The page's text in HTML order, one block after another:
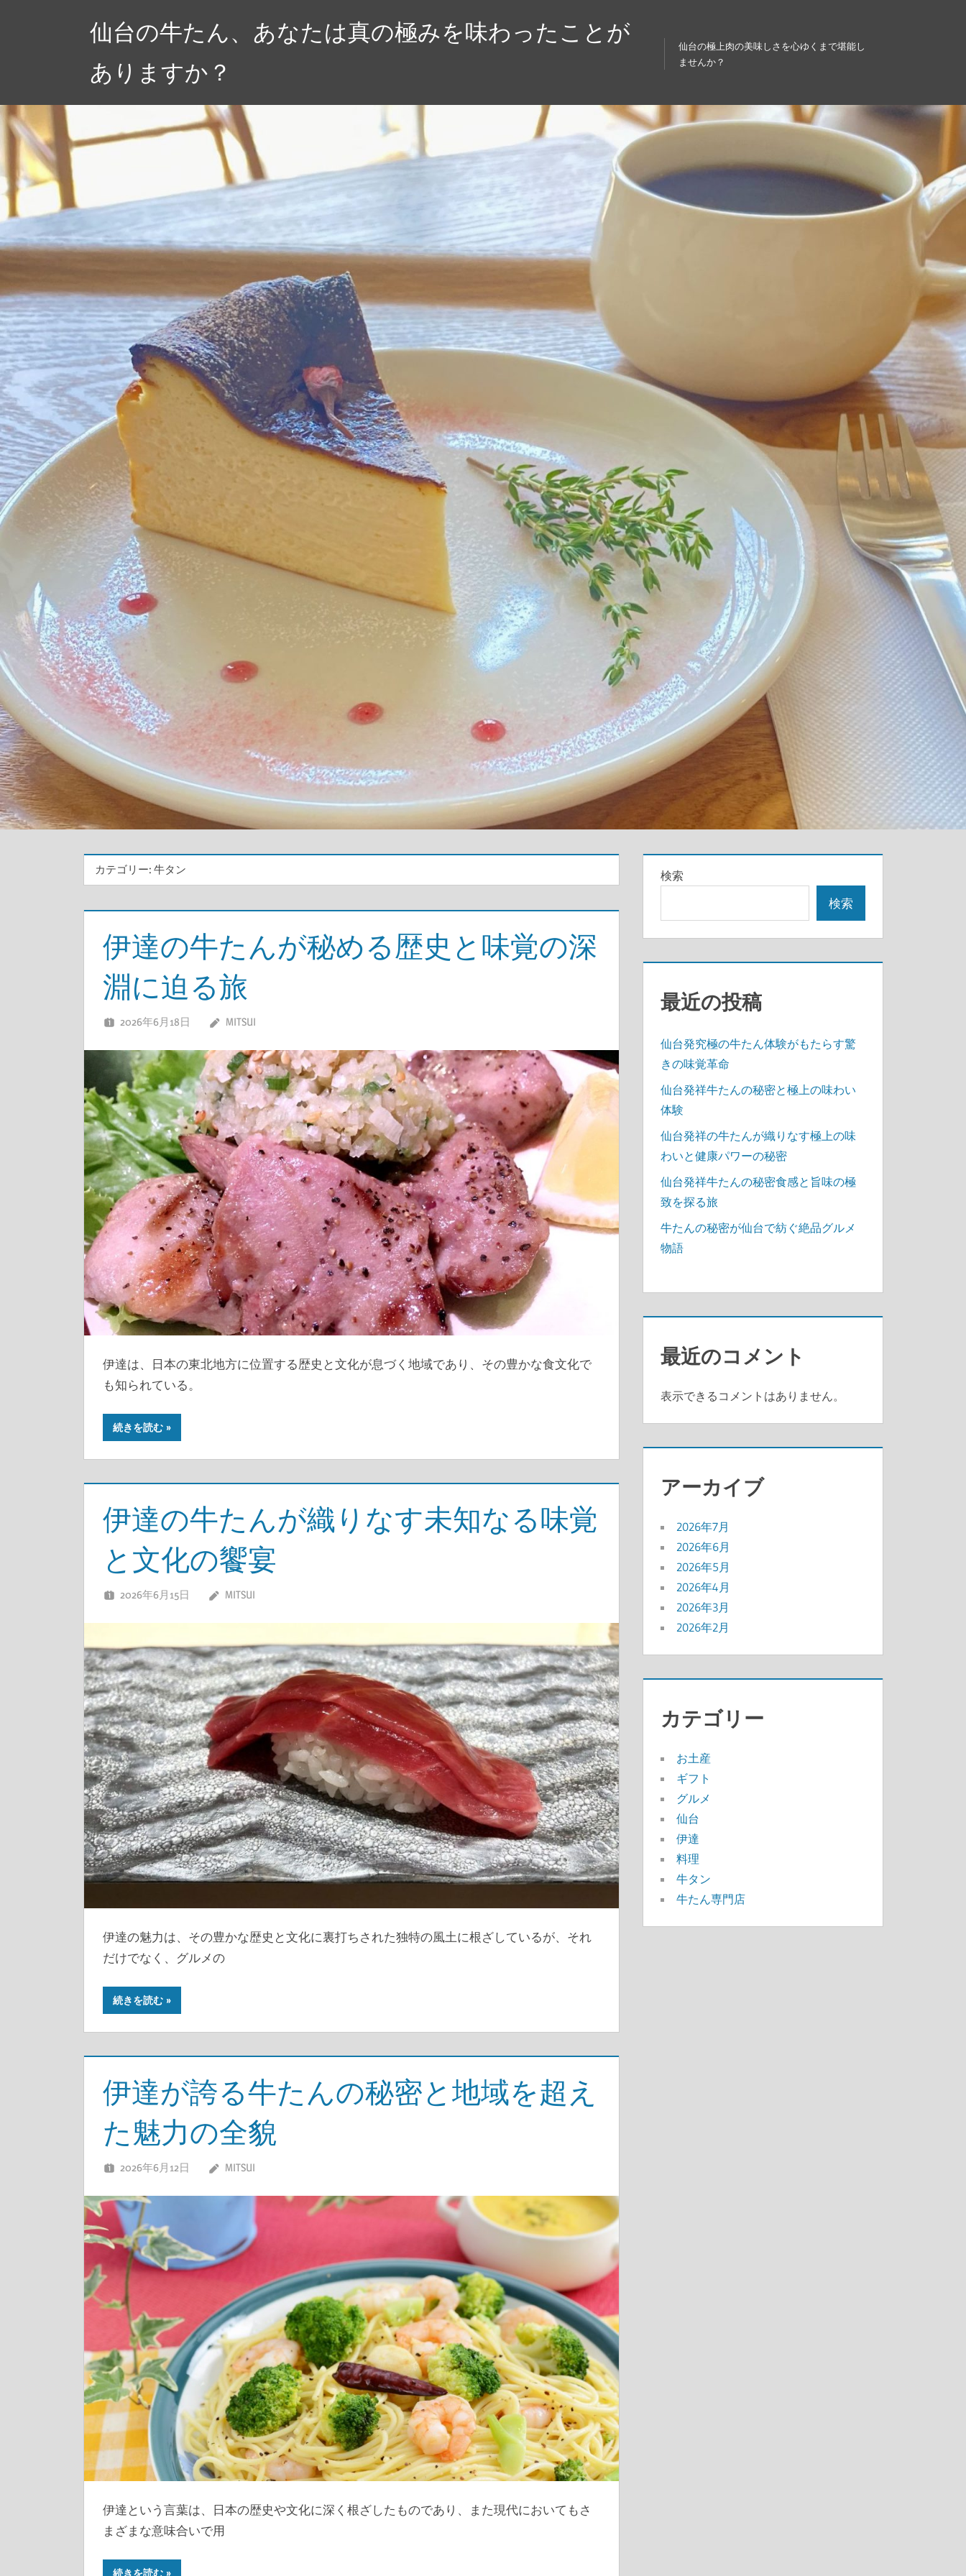
へ
ス
ッ
プ
仙台の牛たん、あなたは真の極みを味わったことが
ありますか？
仙台の極上肉の美味しさを心ゆくまで堪能し
ませんか？
カテゴリー: 牛タン
伊達の牛たんが秘める歴史と味覚の深
淵に迫る旅
2026年6月18日 MITSUI
伊達は、日本の東北地方に位置する歴史と文化が息づく地域であり、その豊かな食文化で
も知られている。
続きを読む
伊達の牛たんが織りなす未知なる味覚
と文化の饗宴
2026年6月15日 MITSUI
伊達の魅力は、その豊かな歴史と文化に裏打ちされた独特の風土に根ざしているが、それ
だけでなく、グルメの
続きを読む
伊達が誇る牛たんの秘密と地域を超え
た魅力の全貌
2026年6月12日 MITSUI
伊達という言葉は、日本の歴史や文化に深く根ざしたものであり、また現代においてもさ
まざまな意味合いで用
続きを読む
検索
検索
最近の投稿
仙台発究極の牛たん体験がもたらす驚
きの味覚革命
仙台発祥牛たんの秘密と極上の味わい
体験
仙台発祥の牛たんが織りなす極上の味
わいと健康パワーの秘密
仙台発祥牛たんの秘密食感と旨味の極
致を探る旅
牛たんの秘密が仙台で紡ぐ絶品グルメ
物語
最近のコメント
表示できるコメントはありません。
アーカイブ
2026年7月
2026年6月
2026年5月
2026年4月
2026年3月
2026年2月
カテゴリー
お土産
ギフト
グルメ
仙台
伊達
料理
牛タン
牛たん専門店